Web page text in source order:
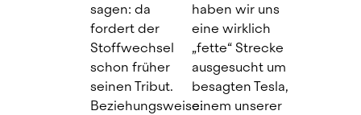
sagen: da
fordert der
Stoffwechsel
schon früher
seinen Tribut.
Beziehungsweise:
haben wir uns
eine wirklich
„fette“ Strecke
ausgesucht um
besagten Tesla,
einem unserer